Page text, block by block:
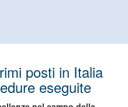
posti in Italia
eseguite